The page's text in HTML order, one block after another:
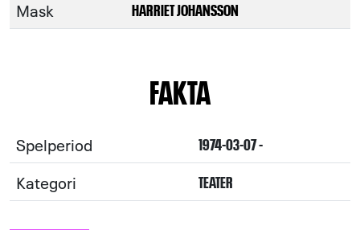
Mask HARRIET JOHANSSON
FAKTA
Spelperiod 1974-03-07 -
Kategori TEATER